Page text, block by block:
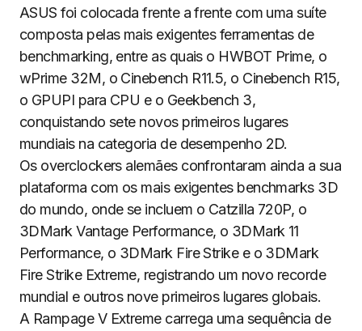
ASUS foi colocada frente a frente com uma suíte
composta pelas mais exigentes ferramentas de
benchmarking, entre as quais o HWBOT Prime, o
wPrime 32M, o Cinebench R11.5, o Cinebench R15,
o GPUPI para CPU e o Geekbench 3,
conquistando sete novos primeiros lugares
mundiais na categoria de desempenho 2D.
Os overclockers alemães confrontaram ainda a sua
plataforma com os mais exigentes benchmarks 3D
do mundo, onde se incluem o Catzilla 720P, o
3DMark Vantage Performance, o 3DMark 11
Performance, o 3DMark Fire Strike e o 3DMark
Fire Strike Extreme, registrando um novo recorde
mundial e outros nove primeiros lugares globais.
A Rampage V Extreme carrega uma sequência de